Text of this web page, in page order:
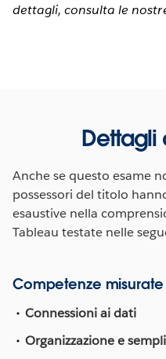
dettagli, consulta le
Dettagli
Anche se questo esame
possessori del titolo
esaustive nella
Tableau testate nelle
Competenze misurate
Connessioni ai dati
Organizzazione e